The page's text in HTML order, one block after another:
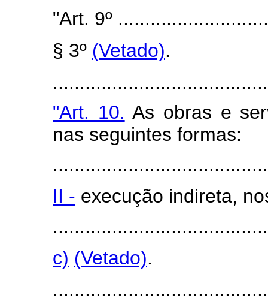
"Art. 9º
§ 3º (Vetado).
"Art. 10. As obras e
nas seguintes formas:
II - execução indireta,
c) (Vetado).